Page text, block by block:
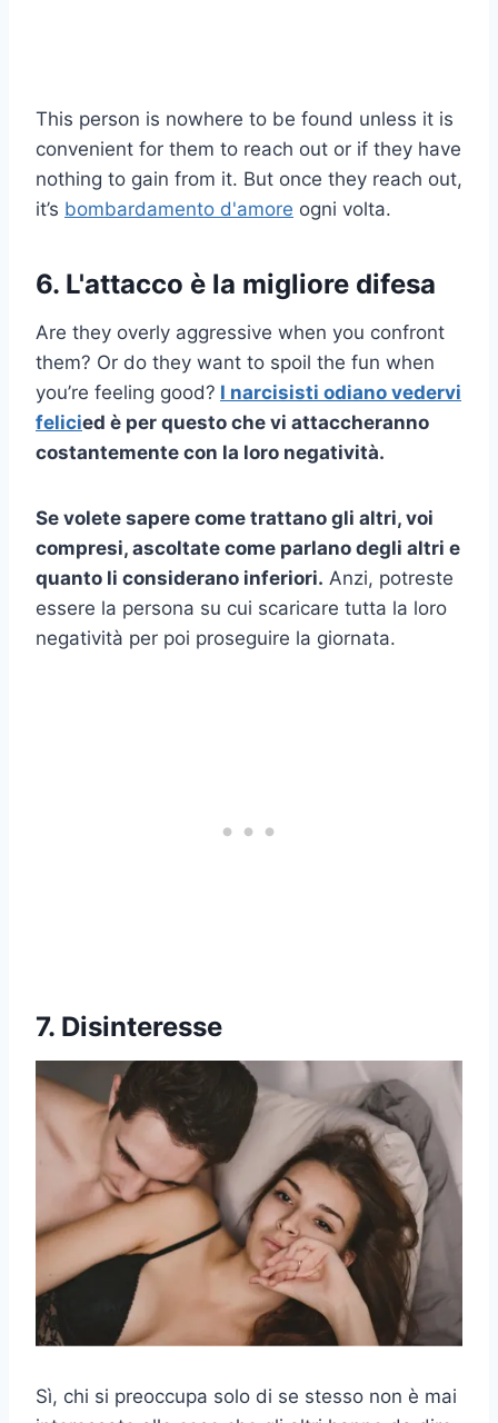
This person is nowhere to be found unless it is
convenient for them to reach out or if they have
nothing to gain from it. But once they reach out,
it’s bombardamento d'amore ogni volta.
6. L'attacco è la migliore difesa
Are they overly aggressive when you confront
them? Or do they want to spoil the fun when
you’re feeling good? I narcisisti odiano vedervi
felicied è per questo che vi attaccheranno
costantemente con la loro negatività.
Se volete sapere come trattano gli altri, voi
compresi, ascoltate come parlano degli altri e
quanto li considerano inferiori. Anzi, potreste
essere la persona su cui scaricare tutta la loro
negatività per poi proseguire la giornata.
7. Disinteresse
Sì, chi si preoccupa solo di se stesso non è mai